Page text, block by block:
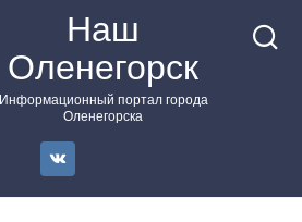
Наш
Оленегорск
Информационный портал города
Оленегорска